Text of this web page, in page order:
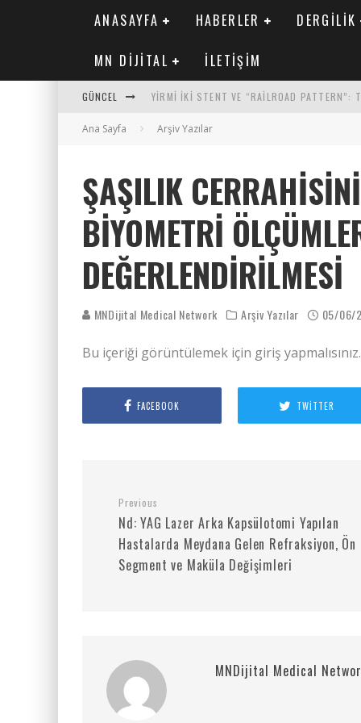
ANASAYFA HABERLER DERGILIK
MN DIJITAL İLETIŞIM
GÜNCEL YIRMI İKI STENT VE “RAILROAD PATTERN”:
SAFEN VEN GREFT HASTALIĞI ILE İLIŞKILI
MN KARDIYOLOJI YIL 33 SAYI 2 2026
Ana Sayfa Arşiv Yazılar
ŞAŞILIK
BIYOMETRI
DEĞERLENDIRILMESI
MNDijital Medical Network Arşiv Yazılar 05/06/
Bu içeriği görüntülemek için giriş
FACEBOOK TWITTER
Previous
Nd: YAG Lazer Arka Kapsülotomi Yapılan
Hastalarda Meydana Gelen Refraksiyon, Ön
Segment ve Maküla Değişimleri
MNDijital Medical